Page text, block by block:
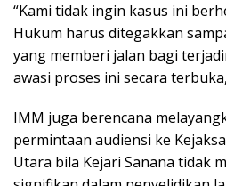
“Kami tidak ingin kasus ini
Hukum harus ditegakkan
yang memberi jalan bagi
awasi proses ini secara
IMM juga berencana
permintaan audiensi ke
Utara bila Kejari Sanana tidak